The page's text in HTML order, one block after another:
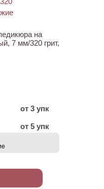
на
7 мм/320 грит,
от 3 упк
от 5 упк